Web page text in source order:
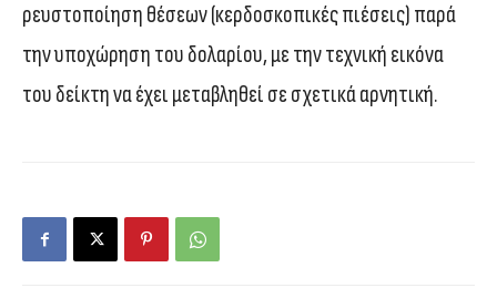
ρευστοποίηση θέσεων (κερδοσκοπικές πιέσεις) παρά
την υποχώρηση του δολαρίου, με την τεχνική εικόνα
του δείκτη να έχει μεταβληθεί σε σχετικά αρνητική.